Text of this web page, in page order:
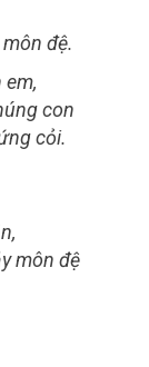
đệ.
con
cỏi.
môn đệ